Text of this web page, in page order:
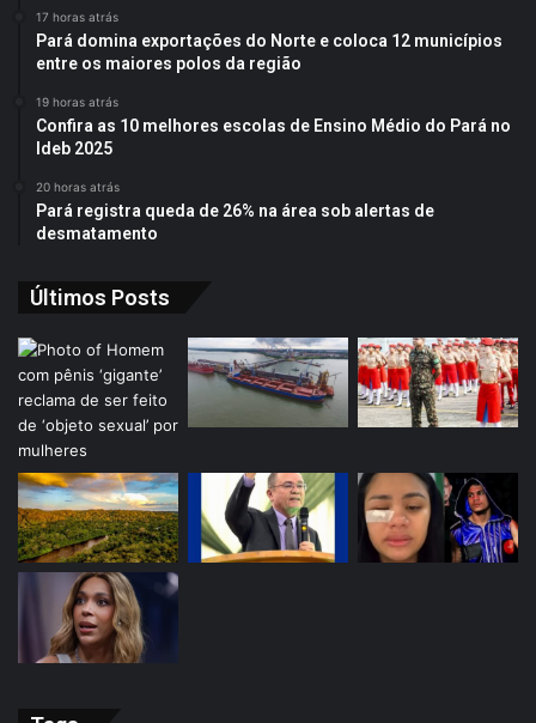
17 horas atrás
Pará domina exportações do Norte e coloca 12 municípios
entre os maiores polos da região
19 horas atrás
Confira as 10 melhores escolas de Ensino Médio do Pará no
Ideb 2025
20 horas atrás
Pará registra queda de 26% na área sob alertas de
desmatamento
Últimos Posts